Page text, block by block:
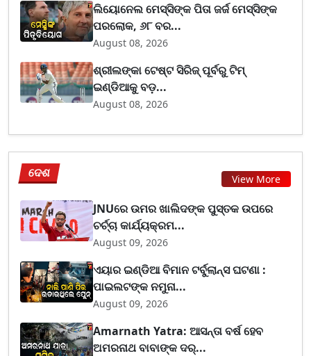
ଲିୟୋନେଲ ମେସ୍ସିଙ୍କ ପିତା ଜର୍ଜ ମେସ୍ସିଙ୍କ
ପରଲୋକ, ୬୮ ବର...
August 08, 2026
ଶ୍ରୀଲଙ୍କା ଟେଷ୍ଟ ସିରିଜ୍‌ ପୂର୍ବରୁ ଟିମ୍‌
ଇଣ୍ଡିଆକୁ ବଡ଼...
August 08, 2026
ଦେଶ View More
JNUରେ ଉମର ଖାଲିଦଙ୍କ ପୁସ୍ତକ ଉପରେ
ଚର୍ଚ୍ଚା କାର୍ଯ୍ୟକ୍ରମ...
August 09, 2026
ଏୟାର ଇଣ୍ଡିଆ ବିମାନ ଟର୍ବୁଲାନ୍ସ ଘଟଣା :
ପାଇଲଟଙ୍କ ନମୁନା...
August 09, 2026
Amarnath Yatra: ଆସନ୍ତା ବର୍ଷ ହେବ
ଅମରନାଥ ବାବାଙ୍କ ଦର୍...